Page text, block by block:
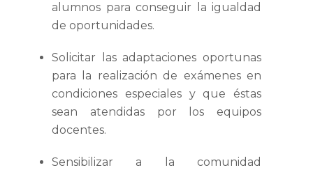
alumnos para conseguir la igualdad
de oportunidades.
Solicitar las adaptaciones oportunas
para la realización de exámenes en
condiciones especiales y que éstas
sean atendidas por los equipos
docentes.
Sensibilizar a la comunidad